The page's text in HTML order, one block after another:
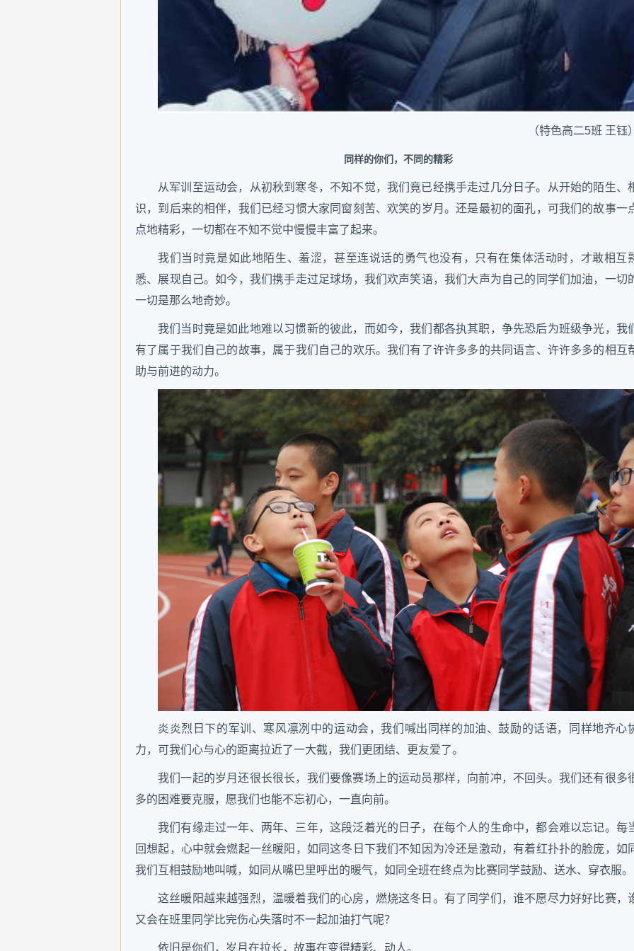
（特色高二5班 王钰
同样的你们，不同的精彩
从军训至运动会，从初秋到寒冬，不知不觉，我们竟已经携手走过几分日子。从开始的陌生、
识，到后来的相伴，我们已经习惯大家同窗刻苦、欢笑的岁月。还是最初的面孔，可我们的故事一
点地精彩，一切都在不知不觉中慢慢丰富了起来。
我们当时竟是如此地陌生、羞涩，甚至连说话的勇气也没有，只有在集体活动时，才敢相互
悉、展现自己。如今，我们携手走过足球场，我们欢声笑语，我们大声为自己的同学们加油，一切
一切是那么地奇妙。
我们当时竟是如此地难以习惯新的彼此，而如今，我们都各执其职，争先恐后为班级争光，我
有了属于我们自己的故事，属于我们自己的欢乐。我们有了许许多多的共同语言、许许多多的相互
助与前进的动力。
炎炎烈日下的军训、寒风凛冽中的运动会，我们喊出同样的加油、鼓励的话语，同样地齐心
力，可我们心与心的距离拉近了一大截，我们更团结、更友爱了。
我们一起的岁月还很长很长，我们要像赛场上的运动员那样，向前冲，不回头。我们还有很多
多的困难要克服，愿我们也能不忘初心，一直向前。
我们有缘走过一年、两年、三年，这段泛着光的日子，在每个人的生命中，都会难以忘记。每
回想起，心中就会燃起一丝暖阳，如同这冬日下我们不知因为冷还是激动，有着红扑扑的脸庞，如
我们互相鼓励地叫喊，如同从嘴巴里呼出的暖气，如同全班在终点为比赛同学鼓励、送水、穿衣服。
这丝暖阳越来越强烈，温暖着我们的心房，燃烧这冬日。有了同学们，谁不愿尽力好好比赛，
又会在班里同学比完伤心失落时不一起加油打气呢？
依旧是你们，岁月在拉长，故事在变得精彩、动人。